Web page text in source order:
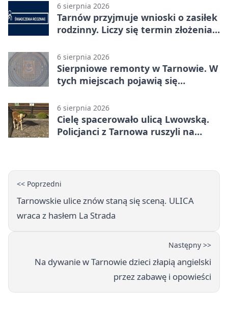
6 sierpnia 2026
Tarnów przyjmuje wnioski o zasiłek
rodzinny. Liczy się termin złożenia
6 sierpnia 2026
Sierpniowe remonty w Tarnowie. W
tych miejscach pojawią się
6 sierpnia 2026
Cielę spacerowało ulicą Lwowską.
Policjanci z Tarnowa ruszyli na
<< Poprzedni
Tarnowskie ulice znów staną się sceną. ULICA
wraca z hasłem La Strada
Następny >>
Na dywanie w Tarnowie dzieci złapią angielski
przez zabawę i opowieści